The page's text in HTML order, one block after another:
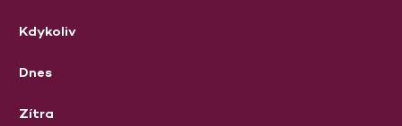
Kdykoliv
Dnes
Zítra